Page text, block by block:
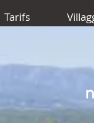
Tarifs